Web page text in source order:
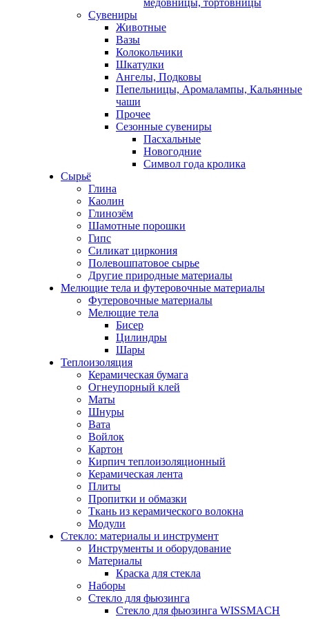
медовницы, тортовницы
Сувениры
Животные
Вазы
Колокольчики
Шкатулки
Ангелы, Подковы
Пепельницы, Аромалампы, Кальянные
чаши
Прочее
Сезонные сувениры
Пасхальные
Новогодние
Символ года кролика
Сырьё
Глина
Каолин
Глинозём
Шамотные порошки
Гипс
Силикат циркония
Полевошпатовое сырье
Другие природные материалы
Мелющие тела и футеровочные материалы
Футеровочные материалы
Мелющие тела
Бисер
Цилиндры
Шары
Теплоизоляция
Керамическая бумага
Огнеупорный клей
Маты
Шнуры
Вата
Войлок
Картон
Кирпич теплоизоляционный
Керамическая лента
Плиты
Пропитки и обмазки
Ткань из керамического волокна
Модули
Стекло: материалы и инструмент
Инструменты и оборудование
Материалы
Краска для стекла
Наборы
Стекло для фьюзинга
Стекло для фьюзинга WISSMACH